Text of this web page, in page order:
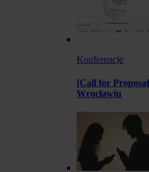
Konferencje
[Call for
Wrocławiu